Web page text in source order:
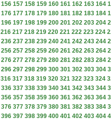
156 157 158 159 160 161 162 163 164
176 177 178 179 180 181 182 183 184
196 197 198 199 200 201 202 203 204
216 217 218 219 220 221 222 223 224
236 237 238 239 240 241 242 243 244
256 257 258 259 260 261 262 263 264
276 277 278 279 280 281 282 283 284
296 297 298 299 300 301 302 303 304
316 317 318 319 320 321 322 323 324
336 337 338 339 340 341 342 343 344
356 357 358 359 360 361 362 363 364
376 377 378 379 380 381 382 383 384
396 397 398 399 400 401 402 403 404